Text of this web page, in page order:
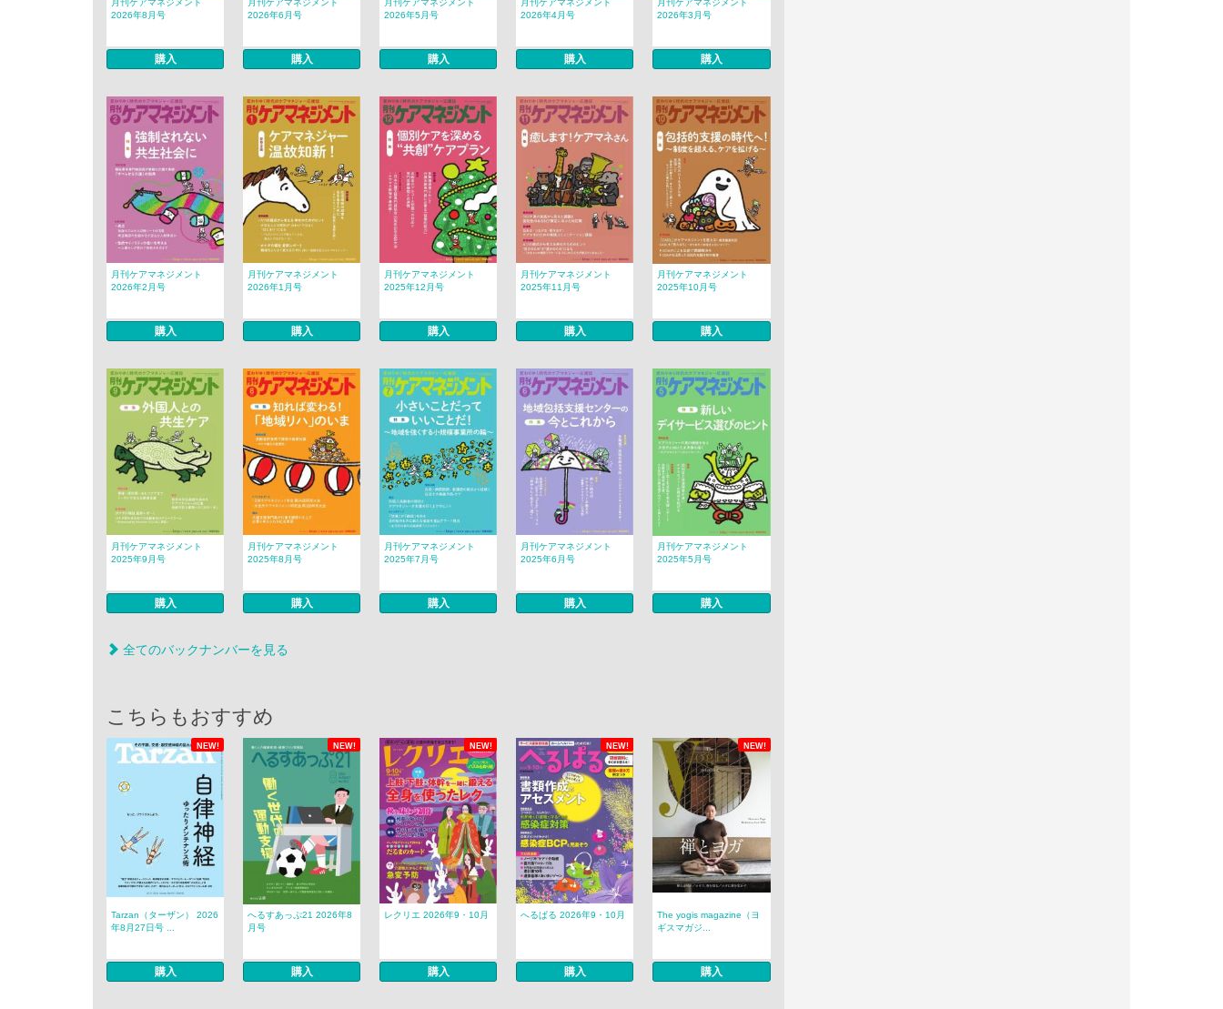
月刊ケアマネジメント
2026年8月号
購入
月刊ケアマネジメント
2026年6月号
購入
月刊ケアマネジメント
2026年5月号
購入
月刊ケアマネジメント
2026年4月号
購入
月刊ケアマネジメント
2026年3月号
購入
月刊ケアマネジメント
2026年2月号
購入
月刊ケアマネジメント
2026年1月号
購入
月刊ケアマネジメント
2025年12月号
購入
月刊ケアマネジメント
2025年11月号
購入
月刊ケアマネジメント
2025年10月号
購入
月刊ケアマネジメント
2025年9月号
購入
月刊ケアマネジメント
2025年8月号
購入
月刊ケアマネジメント
2025年7月号
購入
月刊ケアマネジメント
2025年6月号
購入
月刊ケアマネジメント
2025年5月号
購入
全てのバックナンバーを見る
こちらもおすすめ
NEW! NEW! NEW! NEW! NEW!
Tarzan（ターザン） 2026
年8月27日号 ...
購入
へるすあっぷ21 2026年8
月号
購入
レクリエ 2026年9・10月
購入
へるぱる 2026年9・10月
購入
The yogis magazine（ヨ
ギスマガジ...
購入